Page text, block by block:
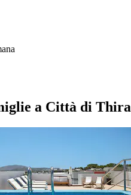
a Città di Thira